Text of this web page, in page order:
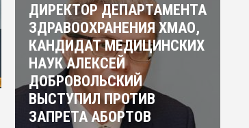
ДИРЕКТОР ДЕПАРТАМЕНТА
ЗДРАВООХРАНЕНИЯ ХМАО,
КАНДИДАТ МЕДИЦИНСКИХ
НАУК АЛЕКСЕЙ
ДОБРОВОЛЬСКИЙ
ВЫСТУПИЛ ПРОТИВ
ЗАПРЕТА АБОРТОВ